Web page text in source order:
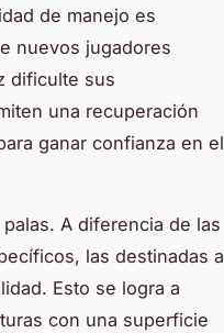
de manejo es
nuevos jugadores
dificulte sus
una recuperación
ganar confianza en el
A diferencia de las
las destinadas a
Esto se logra a
con una superficie